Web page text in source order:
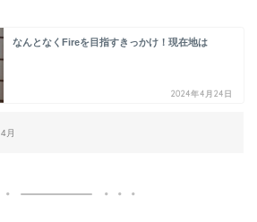
なんとなくFireを目指すきっかけ！現在地は
2024年4月24日
4月